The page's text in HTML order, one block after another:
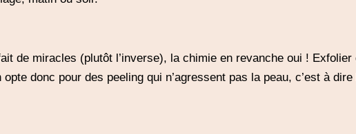
de miracles (plutôt l’inverse), la chimie en revanche oui !
donc pour des peeling qui n’agressent pas la peau, c’est à